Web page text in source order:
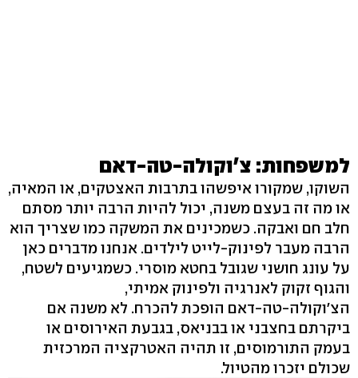
למשפחות: צ'וקולה-טה-דאם
השוקו, שמקורו איפשהו בתרבות האצטקים, או המאיה,
או מה זה בעצם משנה, יכול להיות הרבה יותר מסתם
חלב חם ואבקה. כשמכינים את המשקה כמו שצריך הוא
הרבה מעבר לפינוק-לייט לילדים. אנחנו מדברים כאן
על עונג חושני שגובל בחטא מוסרי. כשמגיעים לשטח,
והגוף זקוק לאנרגיה ולפינוק אמיתי,
הצ'וקולה-טה-דאם הופכת להכרח. לא משנה אם
ביקרתם בחצבני או בבניאס, בגבעת האירוסים או
בעמק התורמוסים, זו תהיה האטרקציה המרכזית
שכולם יזכרו מהטיול.